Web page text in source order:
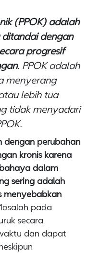
(PPOK) adalah
dengan
progresif
. PPOK adalah
menyerang
lebih tua
tidak menyadari
dengan perubahan
kronis karena
dalam
sering adalah
menyebabkan
pada
secara
dan dapat